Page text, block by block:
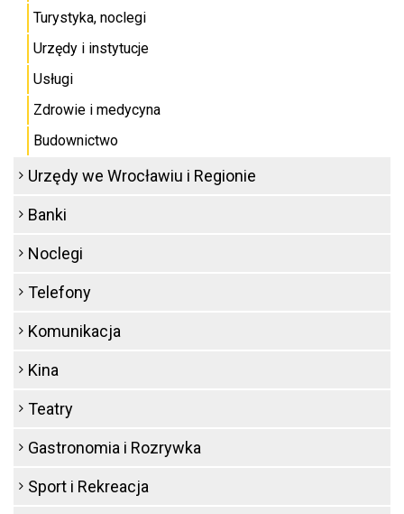
Turystyka, noclegi
Urzędy i instytucje
Usługi
Zdrowie i medycyna
Budownictwo
Urzędy we Wrocławiu i Regionie
Banki
Noclegi
Telefony
Komunikacja
Kina
Teatry
Gastronomia i Rozrywka
Sport i Rekreacja